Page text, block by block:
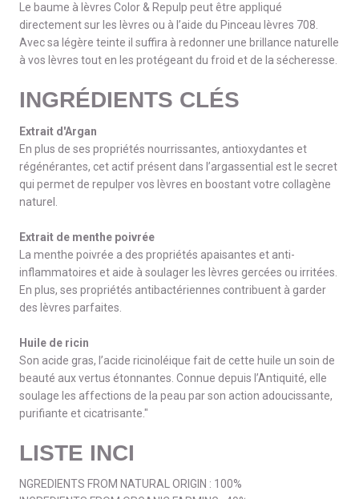
Le baume à lèvres Color & Repulp peut être appliqué
directement sur les lèvres ou à l’aide du Pinceau lèvres 708.
Avec sa légère teinte il suffira à redonner une brillance naturelle
à vos lèvres tout en les protégeant du froid et de la sécheresse.
INGRÉDIENTS CLÉS
Extrait d'Argan
En plus de ses propriétés nourrissantes, antioxydantes et
régénérantes, cet actif présent dans l’argassential est le secret
qui permet de repulper vos lèvres en boostant votre collagène
naturel.
Extrait de menthe poivrée
La menthe poivrée a des propriétés apaisantes et anti-
inflammatoires et aide à soulager les lèvres gercées ou irritées.
En plus, ses propriétés antibactériennes contribuent à garder
des lèvres parfaites.
Huile de ricin
Son acide gras, l’acide ricinoléique fait de cette huile un soin de
beauté aux vertus étonnantes. Connue depuis l’Antiquité, elle
soulage les affections de la peau par son action adoucissante,
purifiante et cicatrisante."
LISTE INCI
NGREDIENTS FROM NATURAL ORIGIN : 100%